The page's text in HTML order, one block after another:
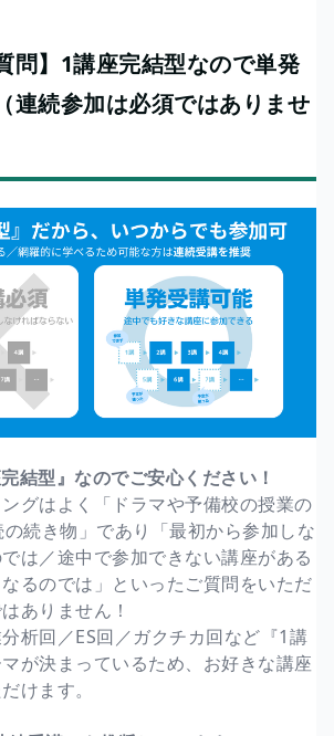
問】1講座完結型なので単発
連続参加は必須ではありませ
型』なのでご安心ください！
グはよく「ドラマや予備校の授業の
続き物」であり「最初から参加しな
は／途中で参加できない講座がある
るのでは」といったご質問をいただ
ありません！
析回／ES回／ガクチカ回など『1講
が決まっているため、お好きな講座
けます。